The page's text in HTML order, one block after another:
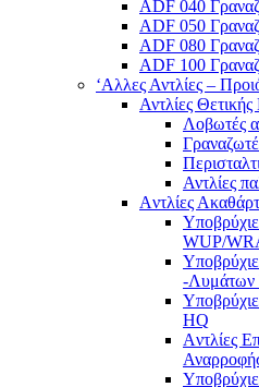
ADF 040
ADF 050
ADF 080
ADF 100
‘Αλλες Αντλίες –
Αντλίες
Λοβωτές
Αντλίες
Aντλίες
WUP/
-Λυμάτων
ΗQ
Aντλίες